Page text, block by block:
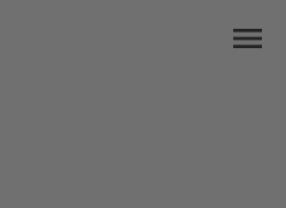
menu